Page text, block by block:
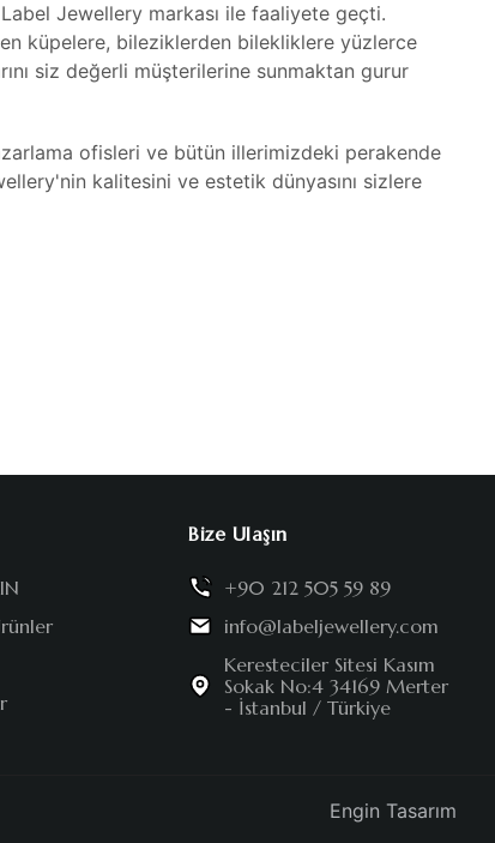
Jewellery markası ile faaliyete geçti.
küpelere, bileziklerden bilekliklere yüzlerce
siz değerli müşterilerine sunmaktan gurur
ofisleri ve bütün illerimizdeki perakende
kalitesini ve estetik dünyasını sizlere
Bize Ulaşın
+90 212 505 59 89
info@labeljewellery.com
Keresteciler Sitesi Kasım
Sokak No:4 34169 Merter
- İstanbul / Türkiye
Engin Tasarım